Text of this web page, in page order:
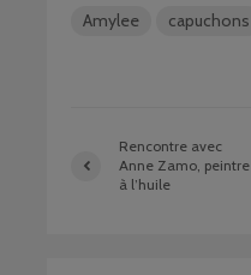
Amylee capuchons
Rencontre avec
Anne Zamo, peintre
à l’huile